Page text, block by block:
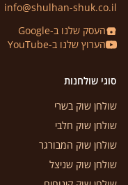
info@shulhan-shuk.co.il
העסק שלנו ב-Google
הערוץ שלנו ב-YouTube
סוגי שולחנות
שולחן שוק בשרי
שולחן שוק חלבי
שולחן שוק המבורגר
שולחן שוק שניצל